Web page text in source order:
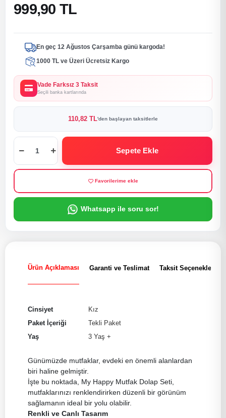
999,90 TL
En geç 12 Ağustos Çarşamba günü kargoda!
1000 TL ve Üzeri Ücretsiz Kargo
Vade Farksız 3 Taksit
Seçili banka kartlarında
110,82 TL'den başlayan taksitlerle
Sepete Ekle
Favorilerime ekle
Whatsapp ile soru sor!
Ürün Açıklaması Garanti ve Teslimat Taksit Seçenekleri
Cinsiyet
Kız
Paket İçeriği
Tekli Paket
Yaş
3 Yaş +
Günümüzde mutfaklar, evdeki en önemli alanlardan
biri haline gelmiştir.
İşte bu noktada, My Happy Mutfak Dolap Seti,
mutfaklarınızı renklendirirken düzenli bir görünüm
sağlamanın ideal bir yolu olabilir.
Renkli ve Canlı Tasarım